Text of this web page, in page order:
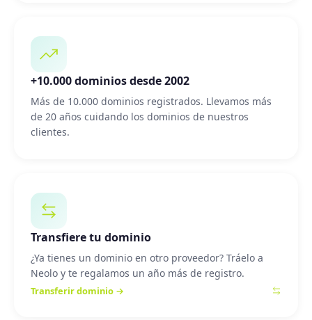
+10.000 dominios desde 2002
Más de 10.000 dominios registrados. Llevamos más
de 20 años cuidando los dominios de nuestros
clientes.
Transfiere tu dominio
¿Ya tienes un dominio en otro proveedor? Tráelo a
Neolo y te regalamos un año más de registro.
Transferir dominio →